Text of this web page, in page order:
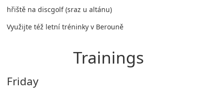
hřiště na discgolf (sraz u altánu)
Využijte též letní tréninky v Berouně
Trainings
Friday